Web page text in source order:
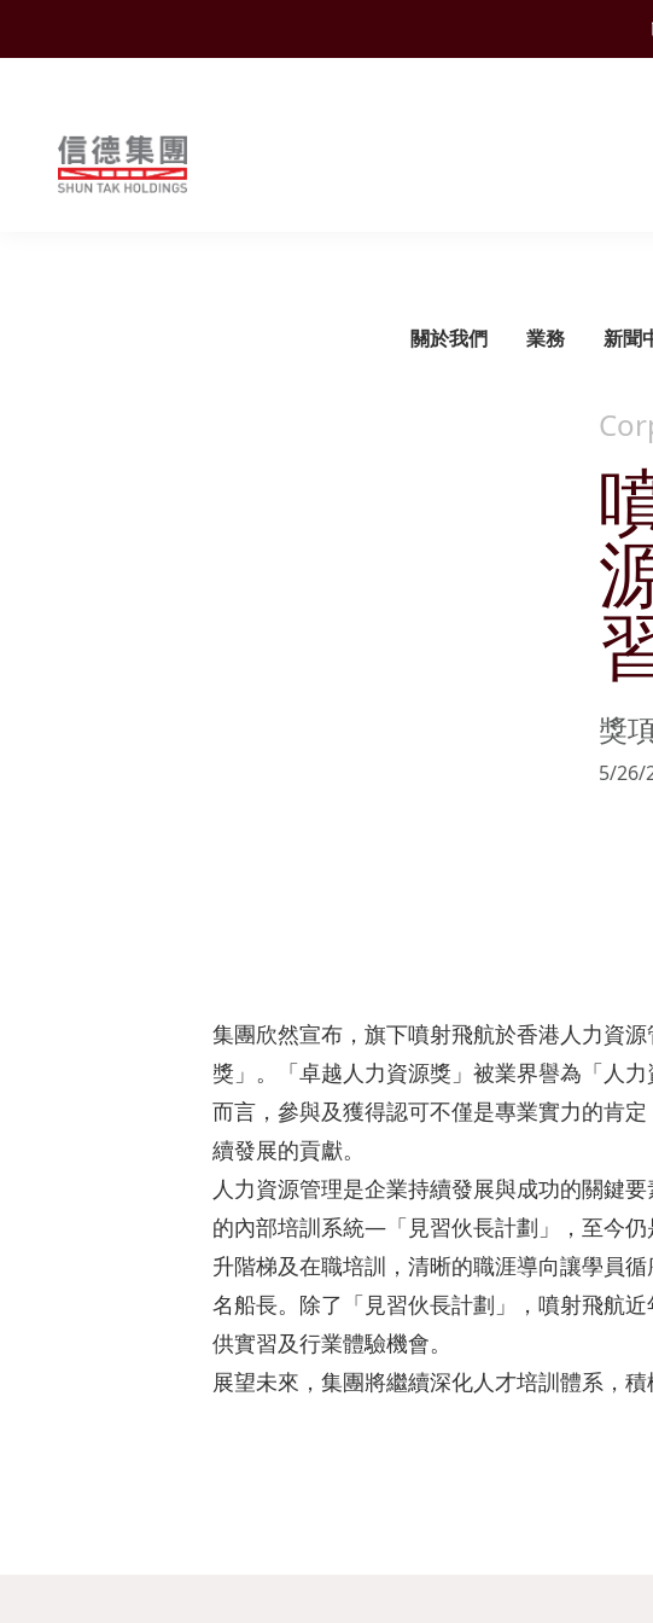
Shuntak Group
關於我們 業務
旅
酒
文
零
新聞
可持
管治
可持
持份
風險
獎
5/26/
集團欣然宣布，旗下噴射飛航於香港人力資
獎」。「卓越人力資源獎」被業界譽為「人
而言，參與及獲得認可不僅是專業實力的肯
續發展的貢獻。
人力資源管理是企業持續發展與成功的關鍵
的內部培訓系統—「見習伙長計劃」，至今
升階梯及在職培訓，清晰的職涯導向讓學員
名船長。除了「見習伙長計劃」，噴射飛航
供實習及行業體驗機會。
展望未來，集團將繼續深化人才培訓體系，